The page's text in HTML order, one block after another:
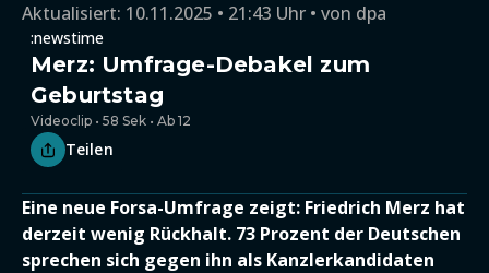
Aktualisiert: 10.11.2025 • 21:43 Uhr von dpa
:newstime
Merz: Umfrage-Debakel zum
Geburtstag
Videoclip • 58 Sek • Ab 12
Teilen
Eine neue Forsa-Umfrage zeigt: Friedrich Merz hat
derzeit wenig Rückhalt. 73 Prozent der Deutschen
sprechen sich gegen ihn als Kanzlerkandidaten